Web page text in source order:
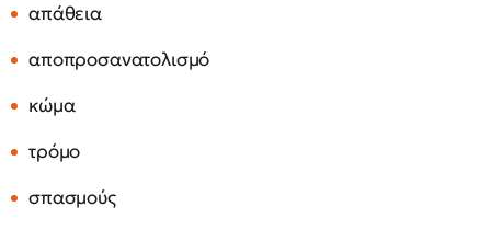
απάθεια
αποπροσανατολισμό
κώμα
τρόμο
σπασμούς